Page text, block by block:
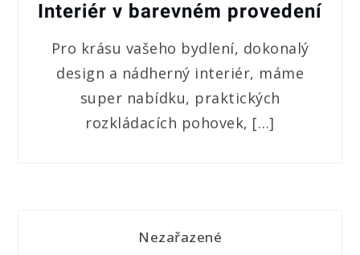
Interiér v barevném provedení
Pro krásu vašeho bydlení, dokonalý
design a nádherný interiér, máme
super nabídku, praktických
rozkládacích pohovek, […]
Nezařazené